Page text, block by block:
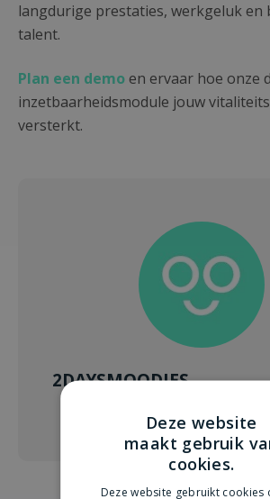
langdurige prestaties, werkgeluk en
talent.
Plan een demo en ervaar hoe onze
inzetbaarheidsmodule jouw
versterkt.
2DAYSMOODIES
Deze website
maakt gebruik
cookies.
Deze website gebruikt cookies